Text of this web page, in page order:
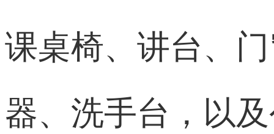
课桌椅、讲台、
器、洗手台，以